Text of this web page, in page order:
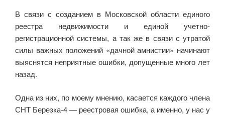
В связи с созданием в Московской области единого
реестра недвижимости и единой учетно-
регистрационной системы, а так же в связи с утратой
силы важных положений «дачной амнистии» начинают
выяснятся неприятные ошибки, допущенные много лет
назад.
Одна из них, по моему мнению, касается каждого члена
СНТ Березка-4 — реестровая ошибка, а именно, у нас у